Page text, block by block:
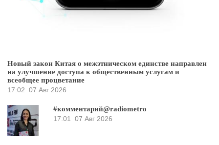
Новый закон Китая о межэтническом единстве направлен
на улучшение доступа к общественным услугам и
всеобщее процветание
17:02 07 Авг 2026
#комментарий@radiometro
17:01
07 Авг 2026